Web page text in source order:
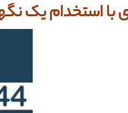
با استخدام یک